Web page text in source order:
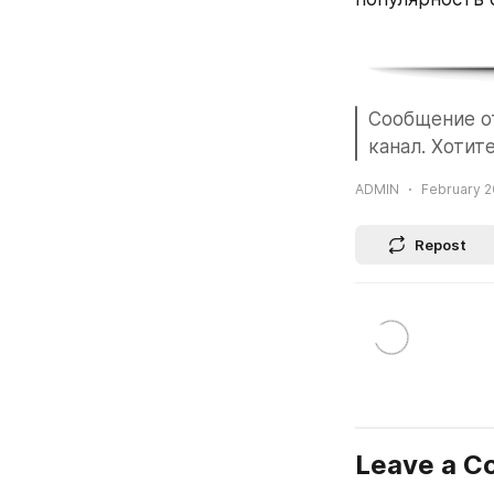
Сообщение
канал.
ADMIN February
Repost
Leave a